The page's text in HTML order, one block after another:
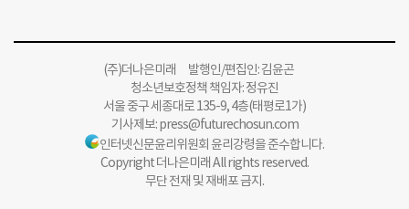
(주)더나은미래 발행인/편집인: 김윤곤
청소년보호정책 책임자: 정유진
서울 중구 세종대로 135-9, 4층(태평로1가)
기사제보:press@futurechosun.com
인터넷신문윤리위원회 윤리강령을 준수합니다.
Copyright 더나은미래 All rights reserved.
무단 전재 및 재배포 금지.